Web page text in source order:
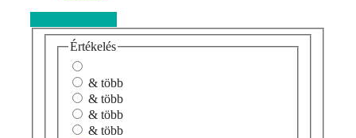
Értékelés
& több
& több
& több
& több